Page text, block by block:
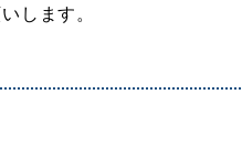
します。